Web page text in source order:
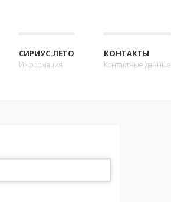
СИРИУС.ЛЕТО
Информация
КОНТАКТЫ
Контактные данные